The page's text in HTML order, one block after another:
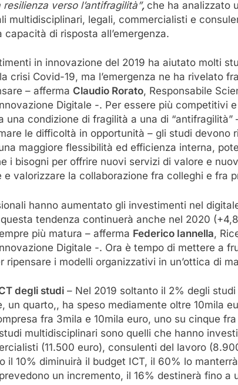
verso l’antifragilità”, che ha analizzato
multidisciplinari, legali, commercialisti e
di risposta all’emergenza.
in innovazione del 2019 ha aiutato molti
crisi Covid-19, ma l’emergenza ne ha rivelato
– afferma Claudio Rorato, Responsabile
Digitale -. Per essere più competitivi
una condizione di fragilità a una di “antifragilità”
le difficoltà in opportunità – gli studi devono
maggiore flessibilità ed efficienza interna,
i bisogni per offrire nuovi servizi di valore e
e valorizzare la collaborazione fra colleghi e fra
hanno aumentato gli investimenti nel
tendenza continuerà anche nel 2020
più matura – afferma Federico Iannella,
Digitale -. Ora è tempo di mettere a
ripensare i modelli organizzativi in un’ottica di
degli studi – Nel 2019 soltanto il 2% degli
un quarto,, ha speso mediamente oltre 10mila
fra 3mila e 10mila euro, uno su cinque fra
multidisciplinari sono quelli che hanno
(11.500 euro), consulenti del lavoro
il 10% diminuirà il budget ICT, il 60% lo
un incremento, il 16% destinerà fino a